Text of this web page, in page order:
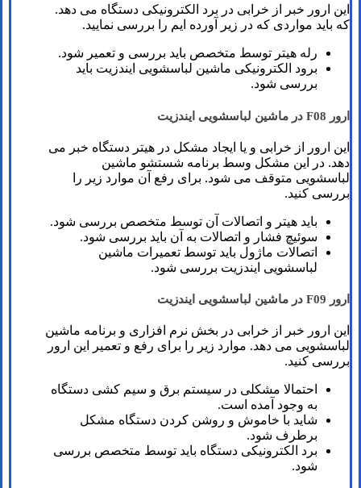
این ارور خبر از خرابی در برد الکترونیکی دستگاه می دهد.
که باید مواردی که در زیر آورده ایم را بررسی نمایید.
رله هیتر توسط متخصص باید بررسی و تعمیر شود.
برود الکترونیکی ماشین لباسشویی ایندزیت باید
بررسی شود.
ارور F08 در ماشین لباسشویی ایندزیت
این ارور از خرابی و یا ایجاد مشکل در هیتر دستگاه خبر می
دهد. در این مشکل وسط برنامه شستشو ماشین
لباسشویی متوقف می شود. برای رفع آن موارد زیر را
بررسی کنید.
باید هیتر و اتصالات آن توسط متخصص بررسی شود.
سوئیچ فشار و اتصالات به آن باید بررسی شود.
اتصالات ماژول باید توسط تعمیرات ماشین
لباسشویی ایندزیت بررسی شود.
ارور F09 در ماشین لباسشویی ایندزیت
این ارور خبر از خرابی در بخش نرم افزاری و برنامه ماشین
لباسشویی می دهد. موارد زیر را برای رفع و تعمیر این ارور
بررسی کنید.
احتمالا مشکلی در سیستم برق و سیم کشی دستگاه
به وجود آمده است.
شاید با خاموش و روشن کردن دستگاه مشکل
برطرف شود.
برد الکترونیکی دستگاه باید توسط متخصص بررسی
شود.